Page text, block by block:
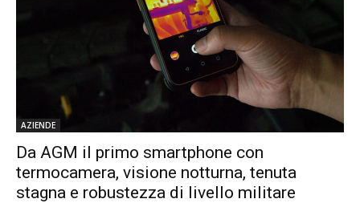
AZIENDE
Da AGM il primo smartphone con
termocamera, visione notturna, tenuta
stagna e robustezza di livello militare